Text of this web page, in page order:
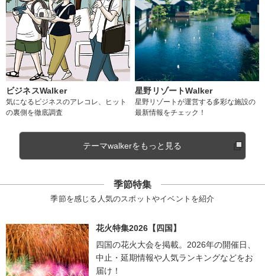
ビジネスWalker
気になるビジネスのアレコレ、ヒット
の裏側を徹底調査
星野リゾートWalker
星野リゾートが運営する多彩な施設の
最新情報をチェック！
テーマwalkerをもっと見る
季節特集
季節を感じる人気のスポットやイベントを紹介
花火特集2026【四国】
四国の花火大会を掲載。2026年の開催日、
中止・延期情報や人気ランキングなどをお
届け！